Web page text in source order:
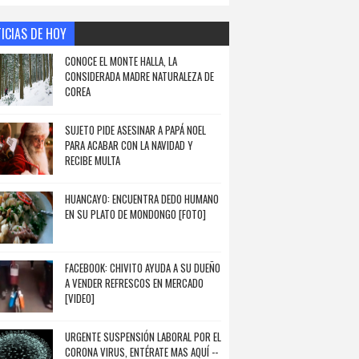
DE HOY
CONOCE EL MONTE HALLA, LA
CONSIDERADA MADRE NATURALEZA DE
COREA
SUJETO PIDE ASESINAR A PAPÁ NOEL
PARA ACABAR CON LA NAVIDAD Y
RECIBE MULTA
HUANCAYO: ENCUENTRA DEDO HUMANO
EN SU PLATO DE MONDONGO [FOTO]
FACEBOOK: CHIVITO AYUDA A SU DUEÑO
A VENDER REFRESCOS EN MERCADO
[VIDEO]
URGENTE SUSPENSIÓN LABORAL POR EL
CORONA VIRUS, ENTÉRATE MAS AQUÍ --